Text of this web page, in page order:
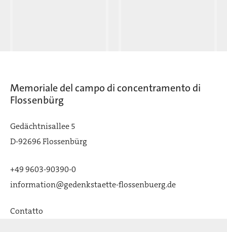
Memoriale del campo di concentramento di
Flossenbürg
Gedächtnisallee 5
D-92696 Flossenbürg
+49 9603-90390-0
information@gedenkstaette-flossenbuerg.de
Contatto